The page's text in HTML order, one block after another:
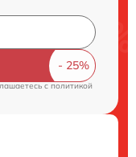
cполитикой